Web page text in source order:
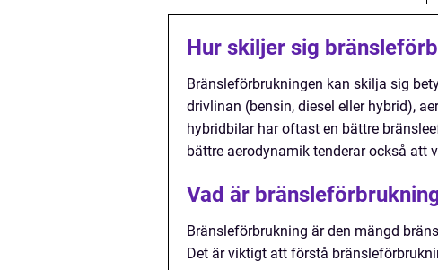
Hur skiljer sig
Bränsleförbrukningen kan skilja sig
drivlinan (bensin, diesel eller hybrid),
hybridbilar har oftast en bättre
bättre aerodynamik tenderar också att
Vad är
Bränsleförbrukning är den mängd
Det är viktigt att förstå